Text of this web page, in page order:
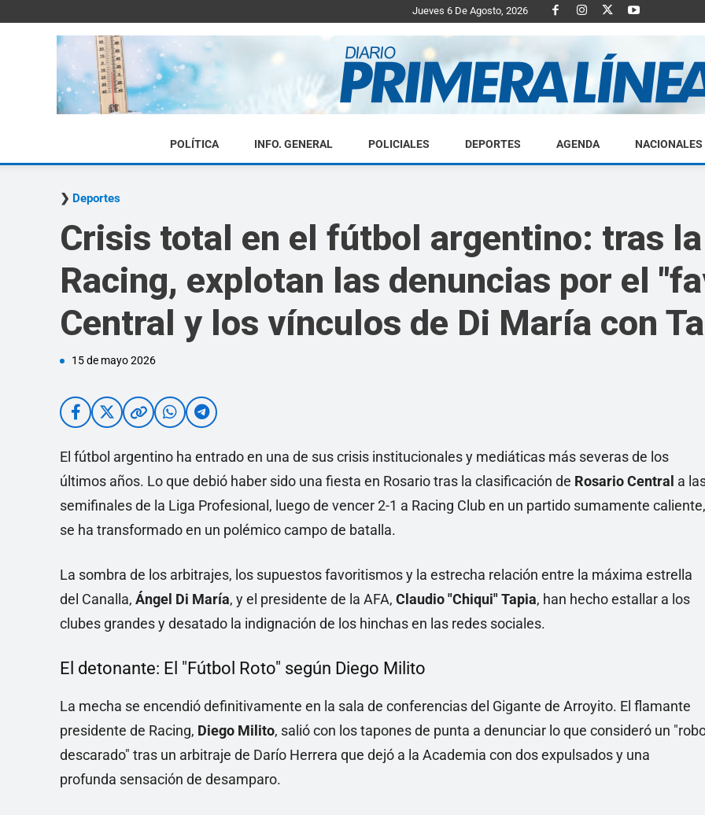
Jueves 6 De Agosto, 2026
Diario
POLÍTICA INFO. GENERAL POLICIALES DEPORTES AGENDA NACIONALES
Deportes
Crisis total en el fútbol argentino: tras
Racing, explotan las denuncias por el
Central y los vínculos de Di María con
15 de mayo 2026
El fútbol argentino ha entrado en una de sus crisis institucionales y mediáticas más severas de los
últimos años. Lo que debió haber sido una fiesta en Rosario tras la clasificación de Rosario Central a
semifinales de la Liga Profesional, luego de vencer 2-1 a Racing Club en un partido sumamente caliente,
se ha transformado en un polémico campo de batalla.
La sombra de los arbitrajes, los supuestos favoritismos y la estrecha relación entre la máxima estrella
del Canalla, Ángel Di María, y el presidente de la AFA, Claudio "Chiqui" Tapia, han hecho estallar a los
clubes grandes y desatado la indignación de los hinchas en las redes sociales.
El detonante: El "Fútbol Roto" según Diego Milito
La mecha se encendió definitivamente en la sala de conferencias del Gigante de Arroyito. El flamante
presidente de Racing, Diego Milito, salió con los tapones de punta a denunciar lo que consideró un
descarado" tras un arbitraje de Darío Herrera que dejó a la Academia con dos expulsados y una
profunda sensación de desamparo.